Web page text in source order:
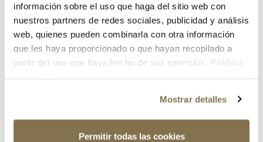
información sobre el uso que haga del sitio web con
nuestros partners de redes sociales, publicidad y análisis
web, quienes pueden combinarla con otra información
que les haya proporcionado o que hayan recopilado a
partir del uso que haya hecho de sus servicios. Política
Mostrar detalles
Permitir todas las cookies
¿Has olvidado tu contraseña?